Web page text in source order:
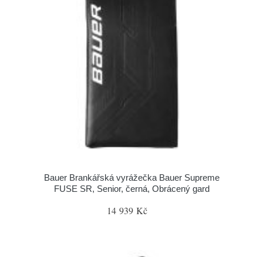
Bauer Brankářská vyrážečka Bauer Supreme
FUSE SR, Senior, černá, Obrácený gard
14 939 Kč